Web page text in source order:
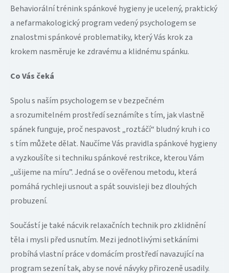
Behaviorální trénink spánkové hygieny jeucelený, praktický
a nefarmakologický program vedený psychologem se
znalostmi spánkové problematiky, který Vás krok za
krokem nasměruje ke zdravému a klidnému spánku.
Co Vás čeká
Spolu s naším psychologem se v bezpečném
a srozumitelném prostředí seznámíte s tím, jak vlastně
spánek funguje, proč nespavost „roztáčí“ bludný kruh i co
s tím můžete dělat. Naučíme Vás pravidla spánkové hygieny
a vyzkoušíte si techniku spánkové restrikce, kterou Vám
„ušijeme na míru”. Jedná se o ověřenou metodu, která
pomáhá rychleji usnout a spát souvisleji bez dlouhých
probuzení.
Součástí je také nácvik relaxačních technik pro zklidnění
těla i mysli před usnutím. Mezi jednotlivými setkáními
probíhá vlastní práce v domácím prostředí navazující na
program sezení tak, aby se nové návyky přirozeně usadily.